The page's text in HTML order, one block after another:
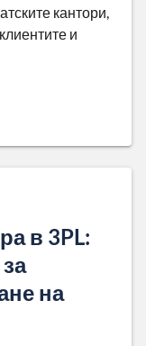
кантори,
и
в 3PL:
на